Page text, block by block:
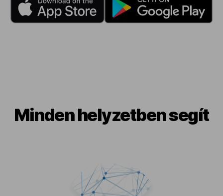
Minden helyzetben segít